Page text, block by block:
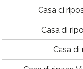
Casa di
Casa di
Casa di